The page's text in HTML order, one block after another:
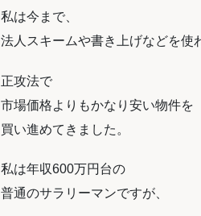
私は今まで、
法人スキームや書き上げなどを使
正攻法で
市場価格よりもかなり安い物件を
買い進めてきました。
私は年収600万円台の
普通のサラリーマンですが、